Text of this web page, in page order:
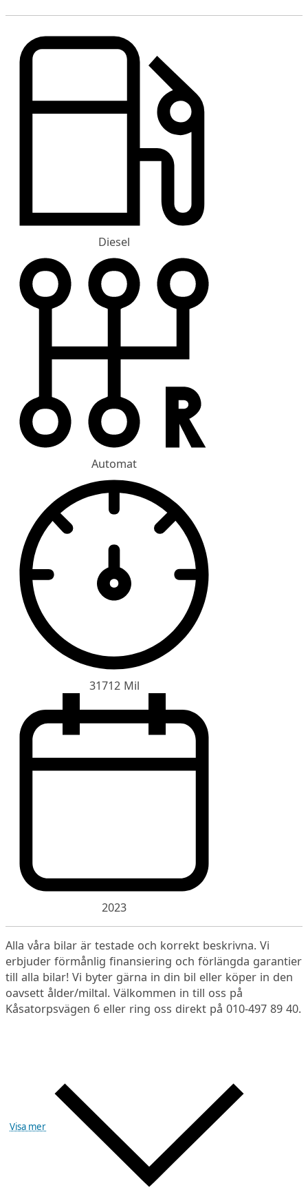
Diesel
Automat
31712 Mil
2023
Alla våra bilar är testade och korrekt beskrivna. Vi
erbjuder förmånlig finansiering och förlängda garantier
till alla bilar! Vi byter gärna in din bil eller köper in den
oavsett ålder/miltal. Välkommen in till oss på
Kåsatorpsvägen 6 eller ring oss direkt på 010-497 89 40.
Visa mer